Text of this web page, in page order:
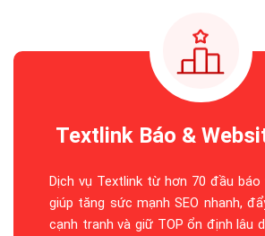
Textlink Báo &
Dịch vụ Textlink từ hơn 70 đầu báo
giúp tăng sức mạnh SEO nhanh,
cạnh tranh và giữ TOP ổn định lâu